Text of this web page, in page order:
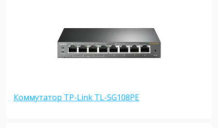
Коммутатор TP-Link TL-SG108PE